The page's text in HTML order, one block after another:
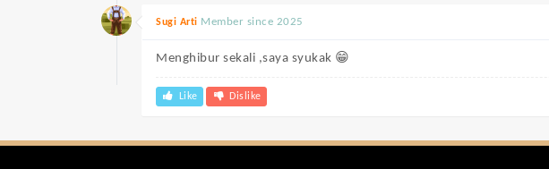
Sugi Arti Member since 2025
Menghibur sekali ,saya syukak 😁
Like Dislike